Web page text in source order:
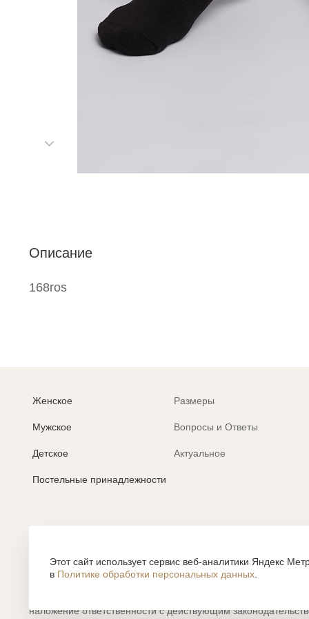
Описание
168ros
Женское
Мужское
Детское
Постельные принадлежности
Размеры
Вопросы и Ответы
Актуальное
Согласие на обработку персональных данных
наложение ответственности с действующим
Этот сайт использует сервис веб-аналитики Яндекс
в Политике обработки персональных данных